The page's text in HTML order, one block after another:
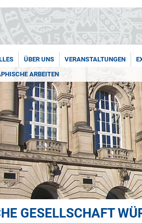
ÜBER UNS VERANSTALTUNGEN
ARBEITEN
GESELLSCHAFT